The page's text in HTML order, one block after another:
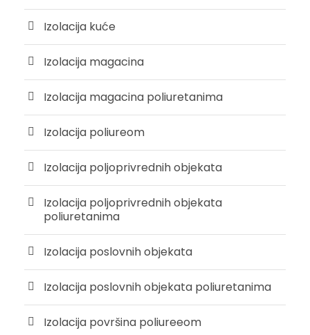
Izolacija kuće
Izolacija magacina
Izolacija magacina poliuretanima
Izolacija poliureom
Izolacija poljoprivrednih objekata
Izolacija poljoprivrednih objekata
poliuretanima
Izolacija poslovnih objekata
Izolacija poslovnih objekata poliuretanima
Izolacija površina poliureeom